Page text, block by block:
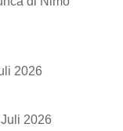
2026
2026